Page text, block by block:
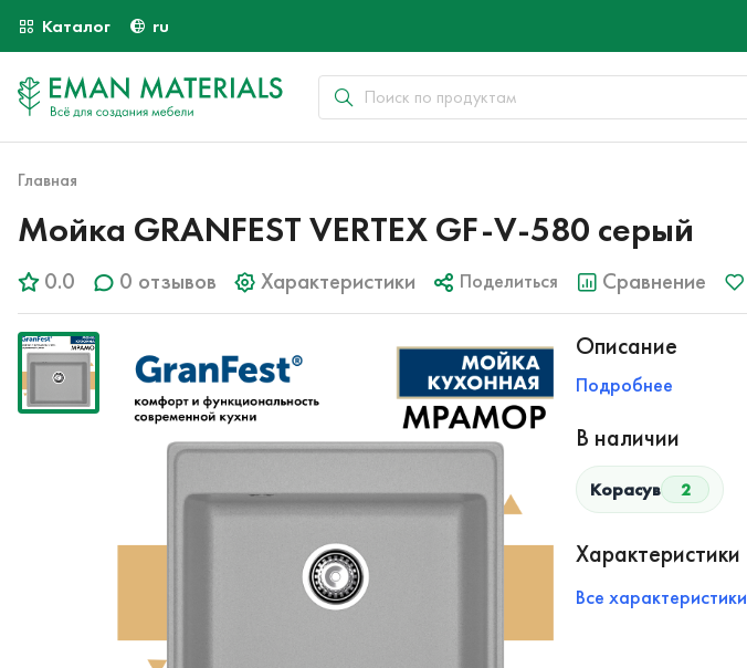
Каталог ru
Главная
Мойка GRANFEST VERTEX GF-V-580 серый
0.0 0 отзывов Характеристики Поделиться Сравнение
Описание
Подробнее
В наличии
Корасув 2
Характеристики
Все характеристики